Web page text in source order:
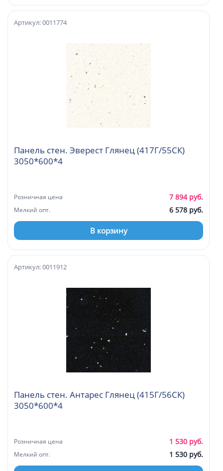
Панель стен. Эверест Глянец (417Г/55СК)
3050*600*4
Артикул: 0011774
Розничная цена 7 894 руб.
Мелкий опт. 6 578 руб.
В корзину
Панель стен. Антарес Глянец (415Г/56СК)
3050*600*4
Артикул: 0011912
Розничная цена 1 530 руб.
Мелкий опт. 1 530 руб.